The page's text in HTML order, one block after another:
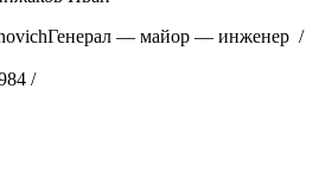
Генерал — майор — инженер /
/